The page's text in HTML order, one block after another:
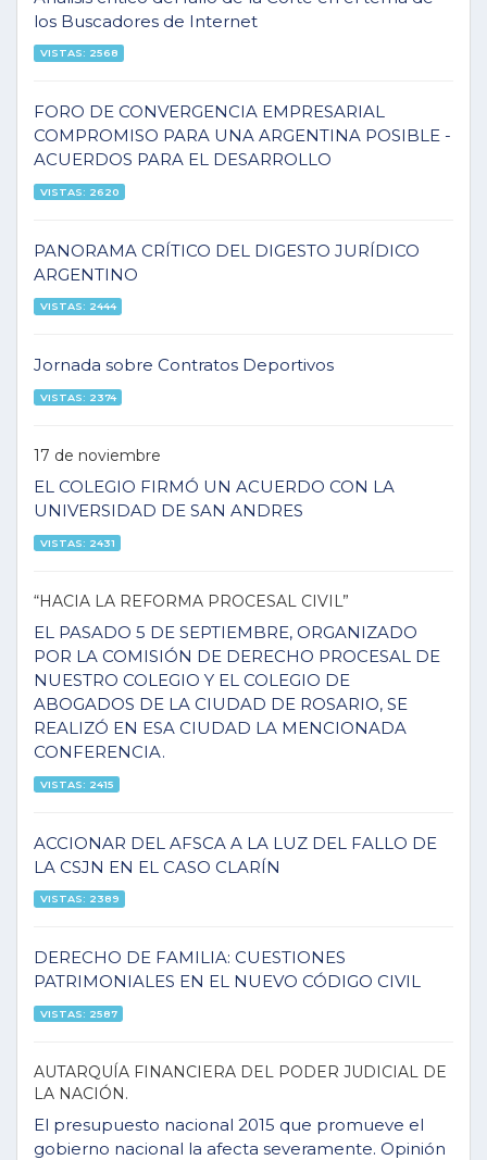
los Buscadores de Internet
VISTAS: 2568
FORO DE CONVERGENCIA EMPRESARIAL
COMPROMISO PARA UNA ARGENTINA POSIBLE -
ACUERDOS PARA EL DESARROLLO
VISTAS: 2620
PANORAMA CRÍTICO DEL DIGESTO JURÍDICO
ARGENTINO
VISTAS: 2444
Jornada sobre Contratos Deportivos
VISTAS: 2374
17 de noviembre
EL COLEGIO FIRMÓ UN ACUERDO CON LA
UNIVERSIDAD DE SAN ANDRES
VISTAS: 2431
“HACIA LA REFORMA PROCESAL CIVIL”
EL PASADO 5 DE SEPTIEMBRE, ORGANIZADO
POR LA COMISIÓN DE DERECHO PROCESAL DE
NUESTRO COLEGIO Y EL COLEGIO DE
ABOGADOS DE LA CIUDAD DE ROSARIO, SE
REALIZÓ EN ESA CIUDAD LA MENCIONADA
CONFERENCIA.
VISTAS: 2415
ACCIONAR DEL AFSCA A LA LUZ DEL FALLO DE
LA CSJN EN EL CASO CLARÍN
VISTAS: 2389
DERECHO DE FAMILIA: CUESTIONES
PATRIMONIALES EN EL NUEVO CÓDIGO CIVIL
VISTAS: 2587
AUTARQUÍA FINANCIERA DEL PODER JUDICIAL DE
LA NACIÓN.
El presupuesto nacional 2015 que promueve el
gobierno nacional la afecta severamente. Opinión